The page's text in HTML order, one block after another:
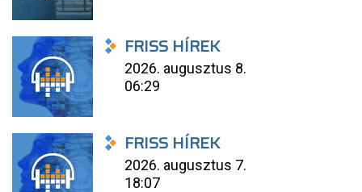
FRISS HÍREK
2026. augusztus 8.
06:29
FRISS HÍREK
2026. augusztus 7.
18:07